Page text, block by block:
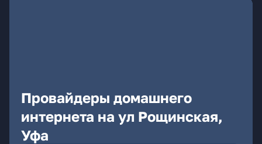
Провайдеры домашнего
интернета на ул Рощинская,
Уфа